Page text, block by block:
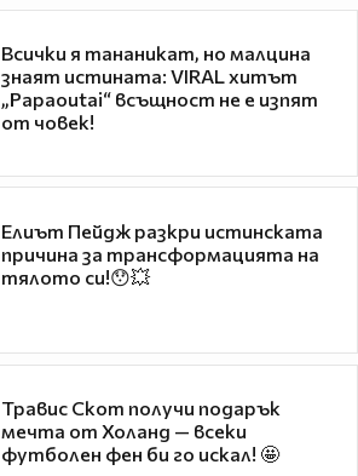
Всички я тананикат, но малцина
знаят истината: VIRAL хитът
„Papaoutai“ всъщност не е изпят
от човек!
Елиът Пейдж разкри истинската
причина за трансформацията на
тялото си!😯💥
Травис Скот получи подарък
мечта от Холанд — всеки
футболен фен би го искал! 🤩